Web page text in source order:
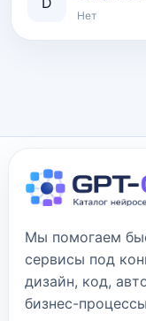
Нет
Мы помогаем
сервисы под
дизайн, код,
бизнес-